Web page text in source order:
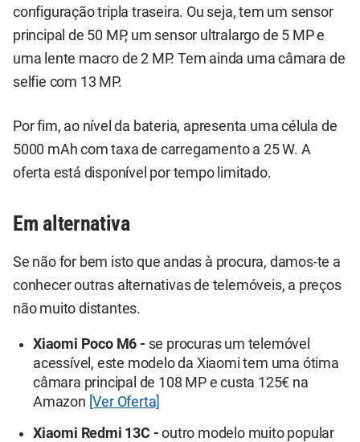
configuração tripla traseira. Ou seja, tem um sensor
principal de 50 MP, um sensor ultralargo de 5 MP e
uma lente macro de 2 MP. Tem ainda uma câmara de
selfie com 13 MP.
Por fim, ao nível da bateria, apresenta uma célula de
5000 mAh com taxa de carregamento a 25 W. A
oferta está disponível por tempo limitado.
Em alternativa
Se não for bem isto que andas à procura, damos-te a
conhecer outras alternativas de telemóveis, a preços
não muito distantes.
Xiaomi Poco M6 - se procuras um telemóvel
acessível, este modelo da Xiaomi tem uma ótima
câmara principal de 108 MP e custa 125€ na
Amazon [Ver Oferta]
Xiaomi Redmi 13C -outro modelo muito popular